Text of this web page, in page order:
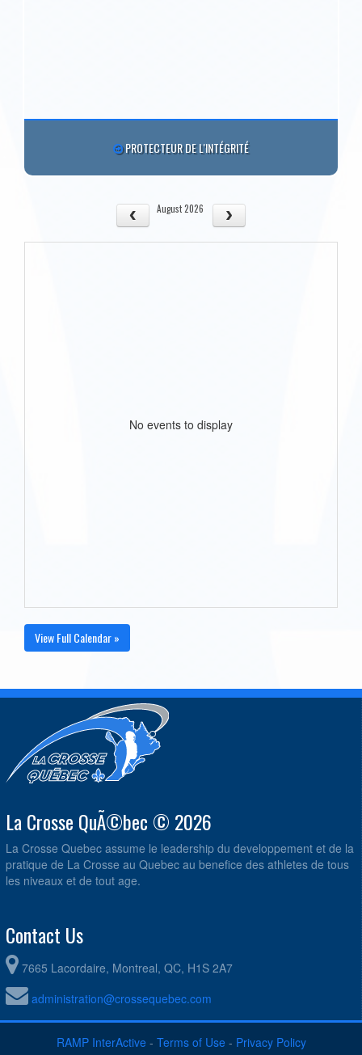
PROTECTEUR DE L'INTÉGRITÉ
August 2026
No events to display
View Full Calendar »
La Crosse QuÃ©bec © 2026
La Crosse Quebec assume le leadership du developpement et de la
pratique de La Crosse au Quebec au benefice des athletes de tous
les niveaux et de tout age.
Contact Us
7665 Lacordaire, Montreal, QC, H1S 2A7
administration@crossequebec.com
RAMP InterActive - Terms of Use - Privacy Policy